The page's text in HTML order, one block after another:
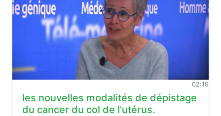
02:19
les nouvelles modalités de dépistage
du cancer du col de l'utérus.